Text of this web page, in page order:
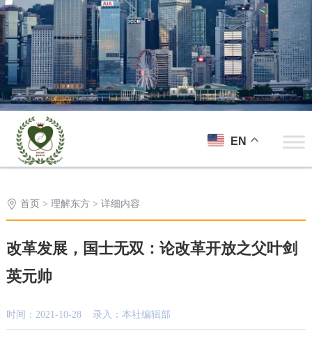
EN
首页 > 理解东方> 详细内容
改革发展，国士无双：论改革开放之父叶剑
英元帅
时间：2021-10-28 录入：本社编辑部